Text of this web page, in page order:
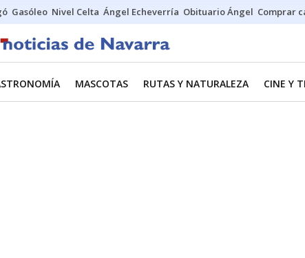
Gasóleo Nivel Celta Ángel Echeverría Obituario Ángel Comprar
MASCOTAS RUTAS Y NATURALEZA CINE Y